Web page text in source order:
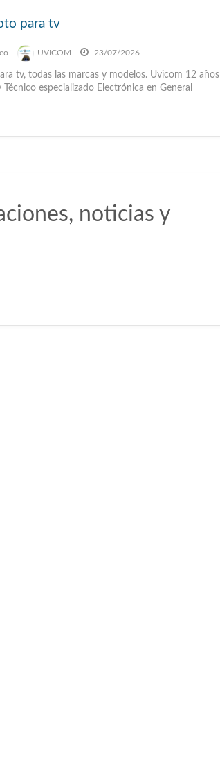
para tv
UVICOM 23/07/2026
tv, todas las marcas y modelos. Uvicom 12 años
especializado Electrónica en General
noticias y